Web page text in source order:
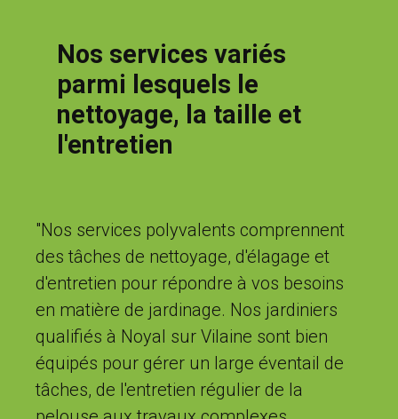
Nos services variés
parmi lesquels le
nettoyage, la taille et
l'entretien
"Nos services polyvalents comprennent
des tâches de nettoyage, d'élagage et
d'entretien pour répondre à vos besoins
en matière de jardinage. Nos jardiniers
qualifiés à Noyal sur Vilaine sont bien
équipés pour gérer un large éventail de
tâches, de l'entretien régulier de la